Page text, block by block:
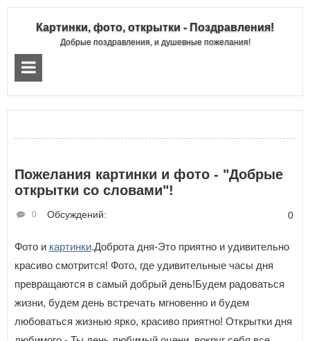
Картинки, фото, открытки - Поздравления!
Добрые поздравления, и душевные пожелания!
Пожелания картинки и фото - "Добрые
открытки со словами"!
Обсуждений:
0 0
Фото и картинки.Доброта дня-Это приятно и удивительно
красиво смотрится! Фото, где удивительные часы дня
превращаются в самый добрый день!Будем радоваться
жизни, будем день встречать мгновенно и будем
любоваться жизнью ярко, красиво приятно! Открытки дня